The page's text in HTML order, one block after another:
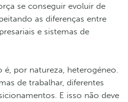
se conseguir evoluir de
as diferenças entre
e sistemas de
por natureza, heterogéneo.
de trabalhar, diferentes
E isso não deve